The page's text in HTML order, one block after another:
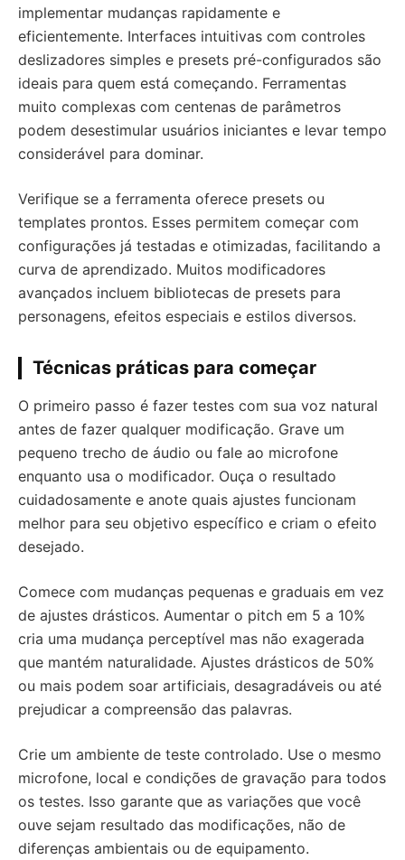
implementar mudanças rapidamente e
eficientemente. Interfaces intuitivas com controles
deslizadores simples e presets pré-configurados são
ideais para quem está começando. Ferramentas
muito complexas com centenas de parâmetros
podem desestimular usuários iniciantes e levar tempo
considerável para dominar.
Verifique se a ferramenta oferece presets ou
templates prontos. Esses permitem começar com
configurações já testadas e otimizadas, facilitando a
curva de aprendizado. Muitos modificadores
avançados incluem bibliotecas de presets para
personagens, efeitos especiais e estilos diversos.
Técnicas práticas para começar
O primeiro passo é fazer testes com sua voz natural
antes de fazer qualquer modificação. Grave um
pequeno trecho de áudio ou fale ao microfone
enquanto usa o modificador. Ouça o resultado
cuidadosamente e anote quais ajustes funcionam
melhor para seu objetivo específico e criam o efeito
desejado.
Comece com mudanças pequenas e graduais em vez
de ajustes drásticos. Aumentar o pitch em 5 a 10%
cria uma mudança perceptível mas não exagerada
que mantém naturalidade. Ajustes drásticos de 50%
ou mais podem soar artificiais, desagradáveis ou até
prejudicar a compreensão das palavras.
Crie um ambiente de teste controlado. Use o mesmo
microfone, local e condições de gravação para todos
os testes. Isso garante que as variações que você
ouve sejam resultado das modificações, não de
diferenças ambientais ou de equipamento.